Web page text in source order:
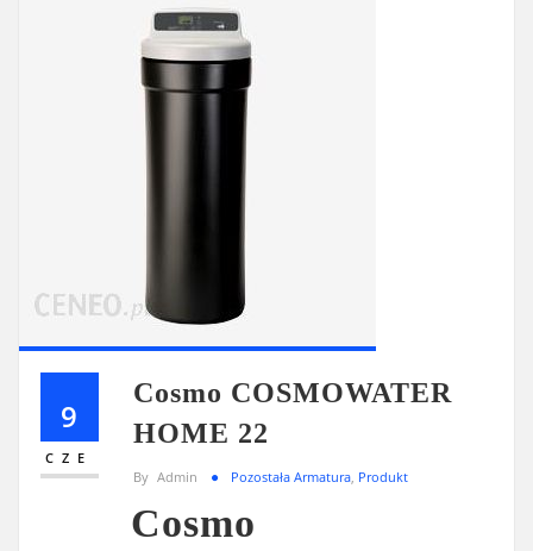
9
CZE
Cosmo COSMOWATER
HOME 22
By Admin Pozostała Armatura, Produkt
Cosmo